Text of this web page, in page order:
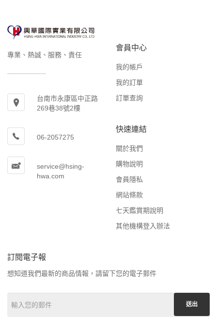
專業、熱誠、服務、責任
台南市永康區中正路
269巷38號2樓
06-2057275
service@hsing-
hwa.com
會員中心
我的帳戶
我的訂單
訂單查詢
快速連結
關於我們
購物說明
會員隱私
網站條款
七天鑑賞期說明
其他機構登入辦法
訂閱電子報
想知道我們最新的商品情報，請留下您的電子郵件
送出